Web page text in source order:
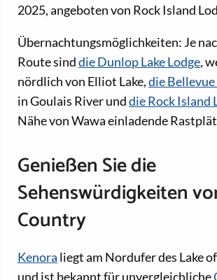
2025, angeboten von Rock Island
Übernachtungsmöglichkeiten: Je
Route sinddie Dunlop Lake Lodge,
nördlich von Elliot Lake,die
in Goulais River unddie Rock Island
Nähe von Wawa einladende
Genießen Sie die
Sehenswürdigkeiten
Country
Kenora liegt am Nordufer des Lake
und ist bekannt für unvergleichliche